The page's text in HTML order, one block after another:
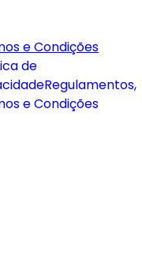
e Condições
de
Regulamentos,
e Condições